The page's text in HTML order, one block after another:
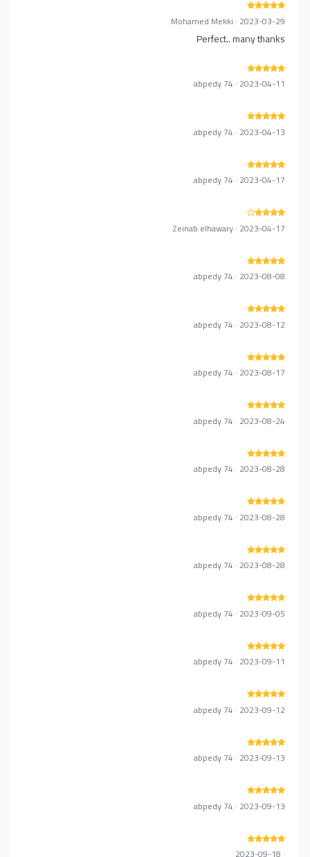
Mohamed Mekki · 2023-03-29
Perfect.. many thanks
abpedy 74 · 2023-04-11
abpedy 74 · 2023-04-13
abpedy 74 · 2023-04-17
Zeinab elhawary · 2023-04-17
abpedy 74 · 2023-08-08
abpedy 74 · 2023-08-12
abpedy 74 · 2023-08-17
abpedy 74 · 2023-08-24
abpedy 74 · 2023-08-28
abpedy 74 · 2023-08-28
abpedy 74 · 2023-08-28
abpedy 74 · 2023-09-05
abpedy 74 · 2023-09-11
abpedy 74 · 2023-09-12
abpedy 74 · 2023-09-13
abpedy 74 · 2023-09-13